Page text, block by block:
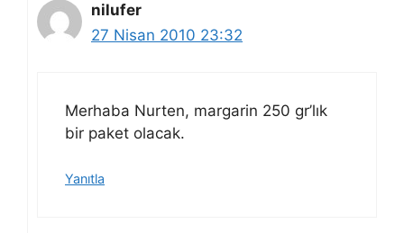
nilufer
27 Nisan 2010 23:32
Merhaba Nurten, margarin 250 gr’lık
bir paket olacak.
Yanıtla